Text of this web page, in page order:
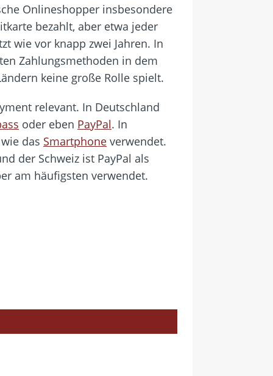
Onlineshopper insbesondere
bezahlt, aber etwa jeder
wie vor knapp zwei Jahren. In
Zahlungsmethoden in dem
keine große Rolle spielt.
relevant. In Deutschland
oder eben PayPal. In
das Smartphone verwendet.
der Schweiz ist PayPal als
am häufigsten verwendet.